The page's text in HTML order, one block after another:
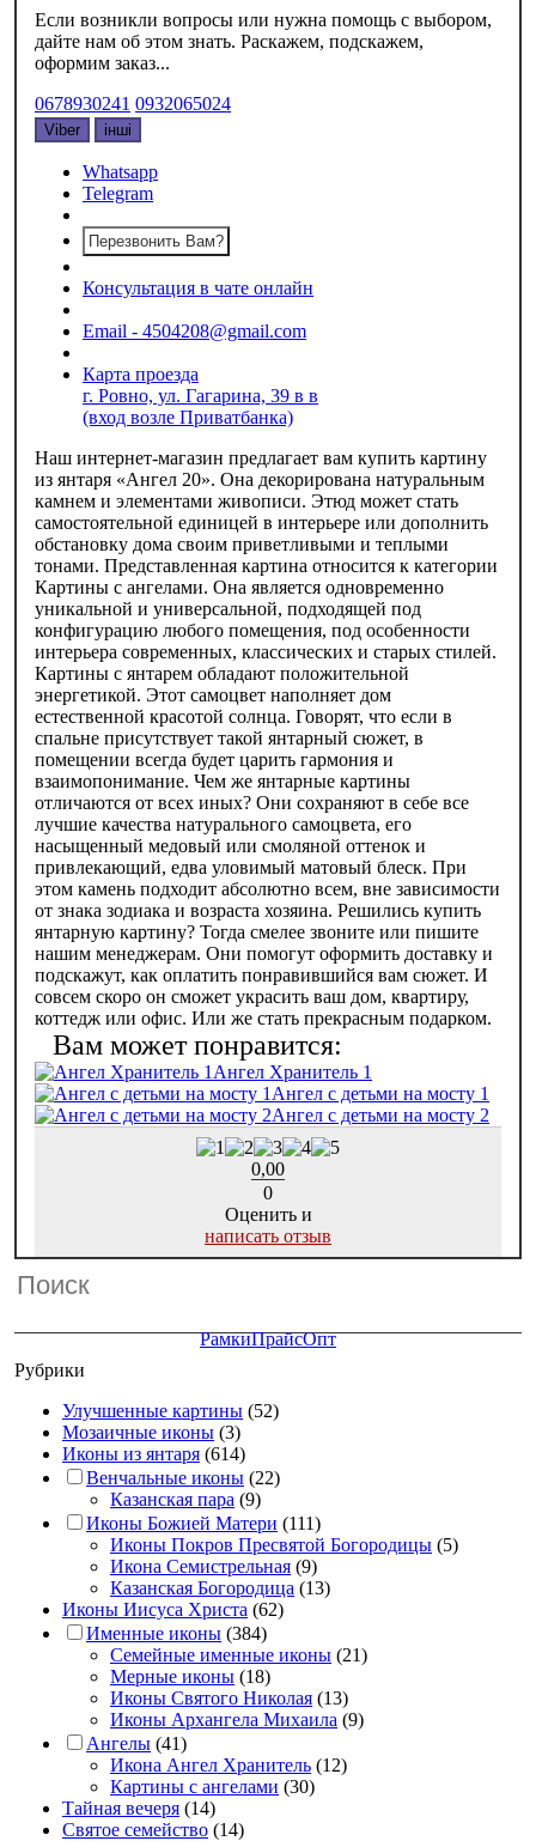
Если возникли вопросы или нужна помощь с выбором,
дайте нам об этом знать. Раскажем, подскажем,
оформим заказ...
0678930241 0932065024
Viber інші
Whatsapp
Telegram
Перезвонить Вам?
Консультация в чате онлайн
Email - 4504208@gmail.com
Карта проезда
г. Ровно, ул. Гагарина, 39 в в
(вход возле Приватбанка)
Наш интернет-магазин предлагает вам купить картину
из янтаря «‎Ангел 20». Она декорирована натуральным
камнем и элементами живописи. Этюд может стать
самостоятельной единицей в интерьере или дополнить
обстановку дома своим приветливыми и теплыми
тонами. Представленная картина относится к категории
Картины с ангелами. Она является одновременно
уникальной и универсальной, подходящей под
конфигурацию любого помещения, под особенности
интерьера современных, классических и старых стилей.
Картины с янтарем обладают положительной
энергетикой. Этот самоцвет наполняет дом
естественной красотой солнца. Говорят, что если в
спальне присутствует такой янтарный сюжет, в
помещении всегда будет царить гармония и
взаимопонимание. Чем же янтарные картины
отличаются от всех иных? Они сохраняют в себе все
лучшие качества натурального самоцвета, его
насыщенный медовый или смоляной оттенок и
привлекающий, едва уловимый матовый блеск. При
этом камень подходит абсолютно всем, вне зависимости
от знака зодиака и возраста хозяина. Решились купить
янтарную картину? Тогда смелее звоните или пишите
нашим менеджерам. Они помогут оформить доставку и
подскажут, как оплатить понравившийся вам сюжет. И
совсем скоро он сможет украсить ваш дом, квартиру,
коттедж или офис. Или же стать прекрасным подарком.
Ангел Хранитель 1
Ангел с детьми на мосту 1
Ангел с детьми на мосту 2
0,00
0
Оценить и
написать отзыв
РамкиПрайсОпт
Рубрики
Улучшенные картины (52)
Мозаичные иконы (3)
Иконы из янтаря (614)
Венчальные иконы (22)
Казанская пара (9)
Иконы Божией Матери (111)
Иконы Покров Пресвятой Богородицы (5)
Икона Семистрельная (9)
Казанская Богородица (13)
Иконы Иисуса Христа (62)
Именные иконы (384)
Семейные именные иконы (21)
Мерные иконы (18)
Иконы Святого Николая (13)
Иконы Архангела Михаила (9)
Ангелы (41)
Икона Ангел Хранитель (12)
Картины с ангелами (30)
Тайная вечеря (14)
Святое семейство (14)